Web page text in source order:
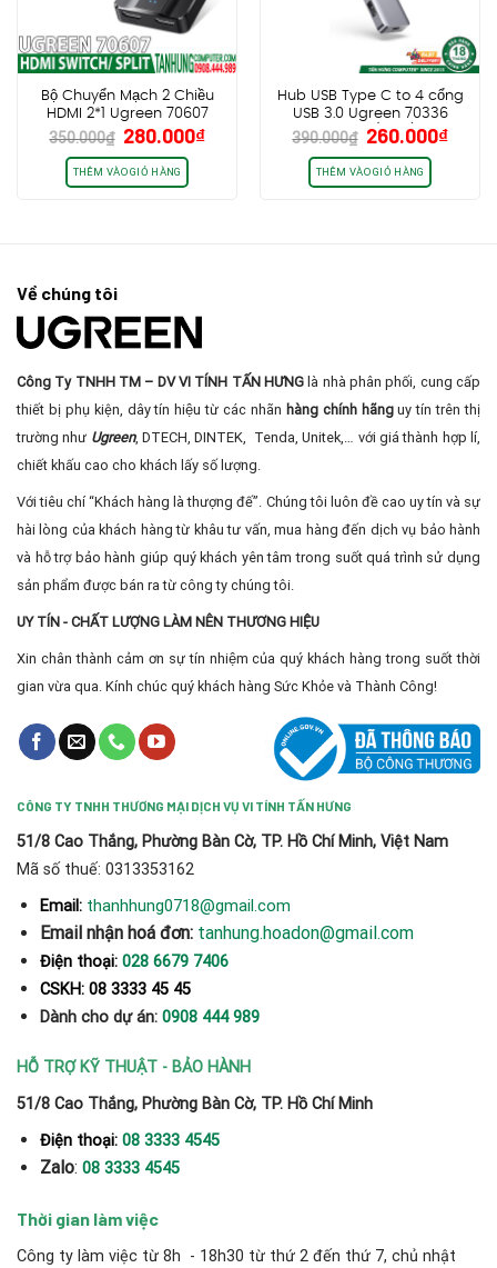
Bộ Chuyển Mạch 2 Chiều
HDMI 2*1 Ugreen 70607
4K@60Hz
350.000₫ Giá
gốc
là:
350.000₫.
280.000₫Giá
THÊM VÀO GIỎ HÀNG
Hub USB Type C to 4 cổng
USB 3.0 Ugreen 70336
CM219 (NEW)
390.000₫ Giá
gốc
là:
390.000₫.
260.000₫Giá
THÊM VÀO GIỎ HÀNG
Về chúng tôi
Công Ty TNHH TM – DV VI TÍNH TẤN HƯNG là nhà phân phối, cung cấp
thiết bị phụ kiện, dây tín hiệu từ các nhãn hàng chính hãnguy tín trên thị
trường như Ugreen, DTECH, DINTEK, Tenda, Unitek,… với giá thành hợp lí,
chiết khấu cao cho khách lấy số lượng.
Với tiêu chí “Khách hàng là thượng đế”. Chúng tôi luôn đề cao uy tín và sự
hài lòng của khách hàng từ khâu tư vấn, mua hàng đến dịch vụ bảo hành
và hỗ trợ bảo hành giúp quý khách yên tâm trong suốt quá trình sử dụng
sản phẩm được bán ra từ công ty chúng tôi.
UY TÍN - CHẤT LƯỢNG LÀM NÊN THƯƠNG HIỆU
Xin chân thành cảm ơn sự tín nhiệm của quý khách hàng trong suốt thời
gian vừa qua. Kính chúc quý khách hàng Sức Khỏe và Thành Công!
CÔNG TY TNHH THƯƠNG MẠI DỊCH VỤ VI TÍNH TẤN HƯNG
51/8 Cao Thắng, Phường Bàn Cờ, TP. Hồ Chí Minh, Việt Nam
Mã số thuế: 0313353162
Email: thanhhung0718@gmail.com
Email nhận hoá đơn: tanhung.hoadon@gmail.com
Điện thoại: 028 6679 7406
CSKH: 08 3333 45 45
Dành cho dự án: 0908 444 989
HỖ TRỢ KỸ THUẬT - BẢO HÀNH
51/8 Cao Thắng, Phường Bàn Cờ, TP. Hồ Chí Minh
Điện thoại: 08 3333 4545
Zalo: 08 3333 4545
Thời gian làm việc
Công ty làm việc từ 8h - 18h30 từ thứ 2 đến thứ 7, chủ nhật